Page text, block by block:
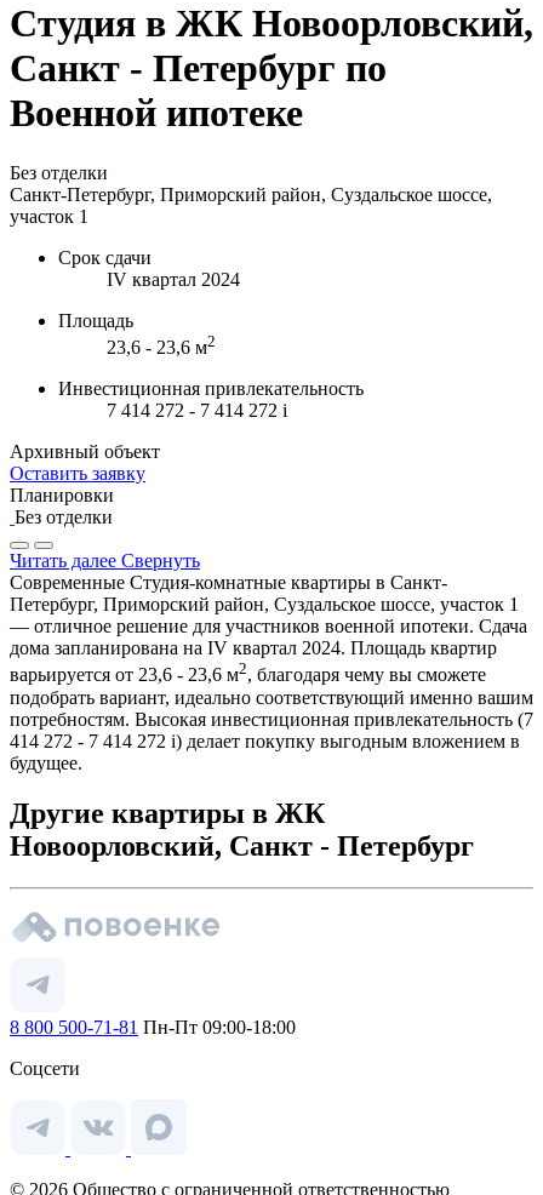
Студия в ЖК Новоорловский,
Санкт - Петербург по
Военной ипотеке
Без отделки
Санкт-Петербург, Приморский район, Суздальское шоссе,
участок 1
Срок сдачи
IV квартал 2024
Площадь
23,6 - 23,6 м2
Инвестиционная привлекательность
7 414 272 - 7 414 272 i
Архивный объект
Оставить заявку
Планировки
Без отделки
Читать далее Свернуть
Современные Студия-комнатные квартиры в Санкт-
Петербург, Приморский район, Суздальское шоссе, участок 1
— отличное решение для участников военной ипотеки. Сдача
дома запланирована на IV квартал 2024. Площадь квартир
варьируется от 23,6 - 23,6 м2, благодаря чему вы сможете
подобрать вариант, идеально соответствующий именно вашим
потребностям. Высокая инвестиционная привлекательность (7
414 272 - 7 414 272 i) делает покупку выгодным вложением в
будущее.
Другие квартиры в ЖК
Новоорловский, Санкт - Петербург
8 800 500-71-81 Пн-Пт 09:00-18:00
Соцсети
© 2026 Общество с ограниченной ответственностью